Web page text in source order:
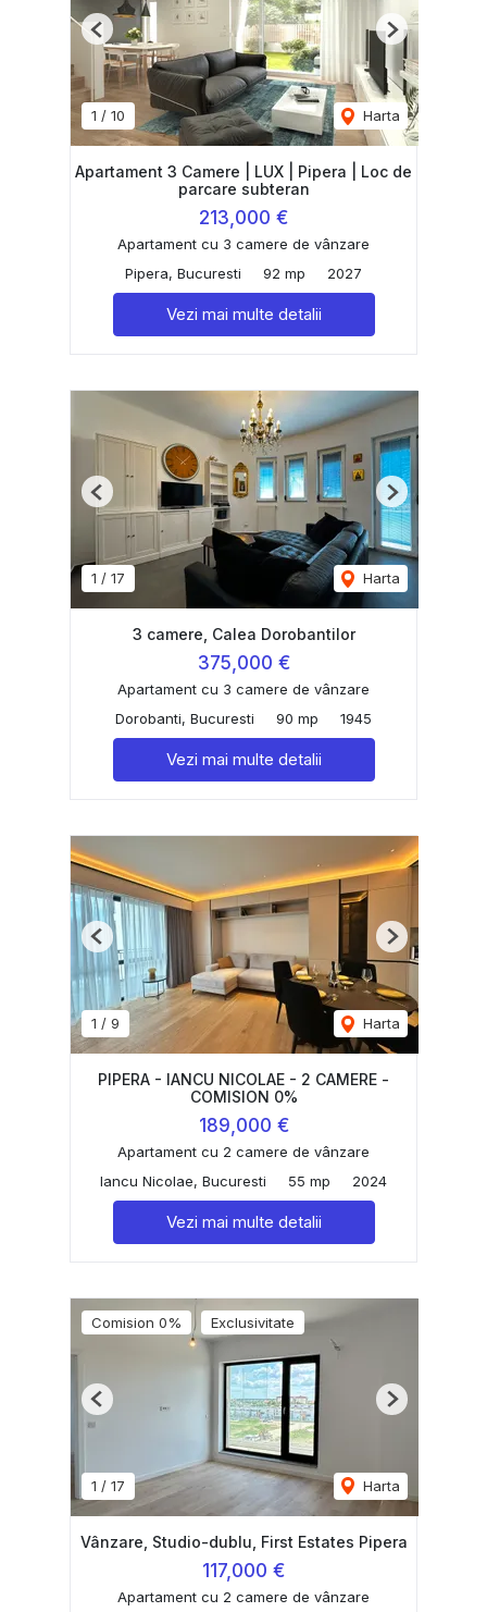
1 / 10 Harta
Previous Next
Apartament 3 Camere | LUX | Pipera | Loc de
parcare subteran
213,000 €
Apartament cu 3 camere de vânzare
Pipera, Bucuresti
92 mp 2027
Vezi mai multe detalii
1 / 17 Harta
Previous Next
3 camere, Calea Dorobantilor
375,000 €
Apartament cu 3 camere de vânzare
Dorobanti, Bucuresti
90 mp 1945
Vezi mai multe detalii
1 / 9 Harta
Previous Next
PIPERA - IANCU NICOLAE - 2 CAMERE -
COMISION 0%
189,000 €
Apartament cu 2 camere de vânzare
Iancu Nicolae, Bucuresti
55 mp 2024
Vezi mai multe detalii
Comision 0% Exclusivitate
1 / 17 Harta
Previous Next
Vânzare, Studio-dublu, First Estates Pipera
117,000 €
Apartament cu 2 camere de vânzare